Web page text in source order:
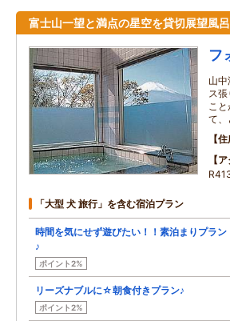
富士山一望と満点の星空を貸切展望
フ
山
ス
こ
て、
住
ア
「大型 犬 旅行」を含む宿泊プラン
時間を気にせず遊びたい！！素泊まりプラン
♪
ポイント2%
リーズナブルに☆朝食付きプラン♪
ポイント2%